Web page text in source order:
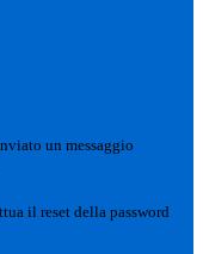
un messaggio
il reset della password